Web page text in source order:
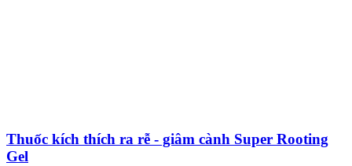
Thuốc kích thích ra rễ - giâm cành Super Rooting
Gel